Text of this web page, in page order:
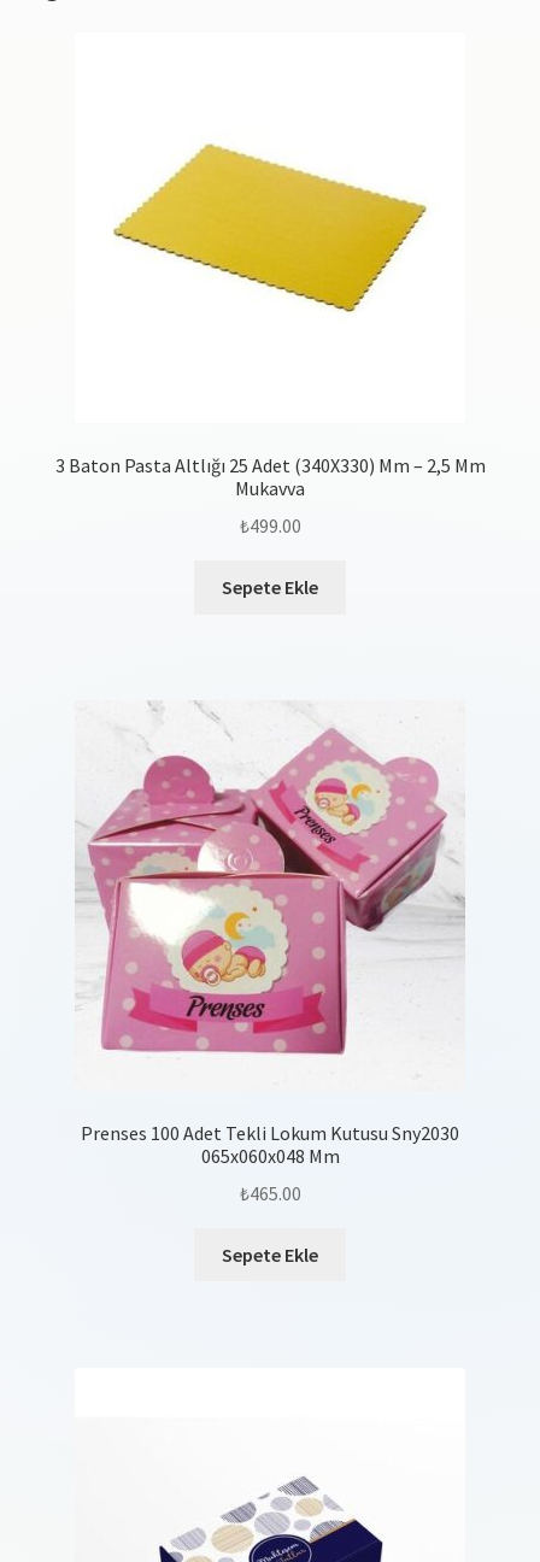
3 Baton Pasta Altlığı 25 Adet (340X330) Mm – 2,5 Mm
Mukavva
₺499.00
Sepete Ekle
Prenses 100 Adet Tekli Lokum Kutusu Sny2030
065x060x048 Mm
₺465.00
Sepete Ekle